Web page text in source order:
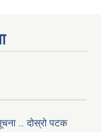
.. दोस्रो पटक